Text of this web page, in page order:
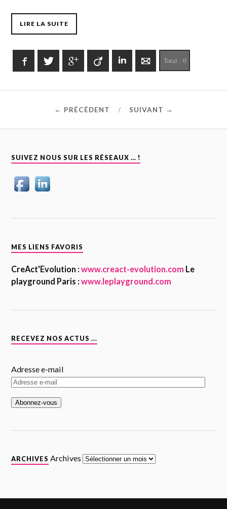
LIRE LA SUITE
FacebookTwitter Google+ Viadeo LinkedInE-mailTotal : 0
← PRÉCÉDENT SUIVANT →
SUIVEZ NOUS SUR LES RÉSEAUX … !
MES LIENS FAVORIS
CreAct'Evolution : www.creact-evolution.com Le
playground Paris : www.leplayground.com
RECEVEZ NOS ACTUS ...
Adresse e-mail
ARCHIVES Archives